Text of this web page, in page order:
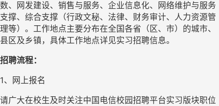
数、网发建设、销售与服务、企业信息化、网络维护与服务
支撑、综合支撑（行政文秘、法律、财务审计、人力资源管
理等） 。工作地点主要分布在全国各省（区、市）的城市、
县区及乡镇，具体工作地点详见实习招聘信息。
招聘流程：
1、网上报名
请广大在校生及时关注中国电信校园招聘平台实习版块职位